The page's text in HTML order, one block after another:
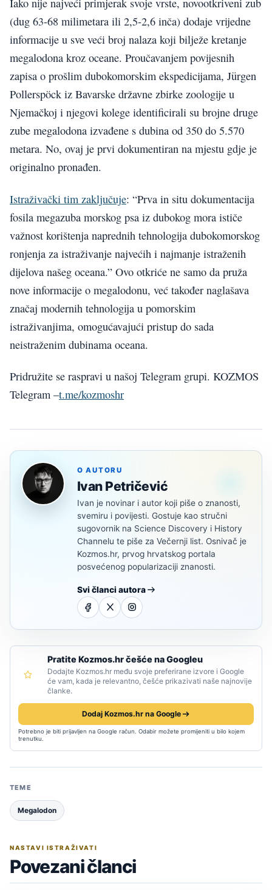
Iako nije najveći primjerak svoje vrste, novootkriveni zub
(dug 63-68 milimetara ili 2,5-2,6 inča) dodaje vrijedne
informacije u sve veći broj nalaza koji bilježe kretanje
megalodona kroz oceane. Proučavanjem povijesnih
zapisa o prošlim dubokomorskim ekspedicijama, Jürgen
Pollerspöck iz Bavarske državne zbirke zoologije u
Njemačkoj i njegovi kolege identificirali su brojne druge
zube megalodona izvađene s dubina od 350 do 5.570
metara. No, ovaj je prvi dokumentiran na mjestu gdje je
originalno pronađen.
Istraživački tim zaključuje: “Prva in situ dokumentacija
fosila megazuba morskog psa iz dubokog mora ističe
važnost korištenja naprednih tehnologija dubokomorskog
ronjenja za istraživanje najvećih i najmanje istraženih
dijelova našeg oceana.” Ovo otkriće ne samo da pruža
nove informacije o megalodonu, već također naglašava
značaj modernih tehnologija u pomorskim
istraživanjima, omogućavajući pristup do sada
neistraženim dubinama oceana.
Pridružite se raspravi u našoj Telegram grupi. KOZMOS
Telegram –t.me/kozmoshr
O AUTORU
Ivan Petričević
Ivan je novinar i autor koji piše o znanosti,
svemiru i povijesti. Gostuje kao stručni
sugovornik na Science Discovery i History
Channelu te piše za Večernji list. Osnivač je
Kozmos.hr, prvog hrvatskog portala
posvećenog popularizaciji znanosti.
Svi članci autora
Pratite Kozmos.hr češće na Googleu
Dodajte Kozmos.hr među svoje preferirane izvore i Google
će vam, kada je relevantno, češće prikazivati naše najnovije
članke.
Dodaj Kozmos.hr na Google
Potrebno je biti prijavljen na Google račun. Odabir možete promijeniti u bilo kojem
trenutku.
TEME
Megalodon
NASTAVI ISTRAŽIVATI
Povezani članci